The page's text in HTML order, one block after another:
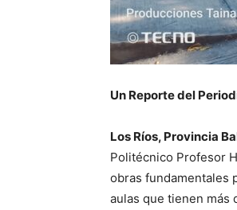
Un Reporte del
Los Ríos, Provincia
Politécnico Profesor
obras fundamentales
aulas que tienen más